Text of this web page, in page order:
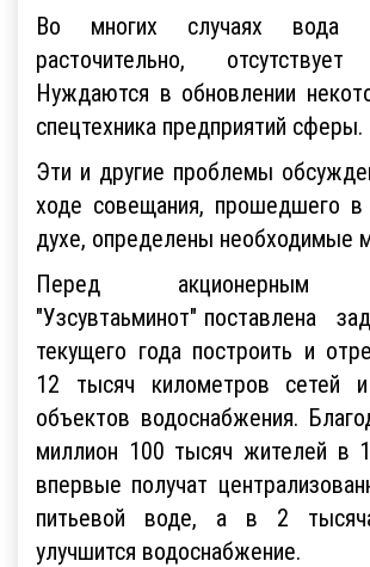
Во многих случаях вода
расточительно,
Нуждаются в обновлении
спецтехника предприятий сферы.
Эти и другие проблемы
ходе совещания, прошедшего в
духе, определены необходимые
Перед акционерным
"Узсувтаьминот" поставлена
текущего года построить и
12 тысяч километров сетей
объектов водоснабжения.
миллион 100 тысяч жителей в
впервые получат
питьевой воде, а в 2
улучшится водоснабжение.